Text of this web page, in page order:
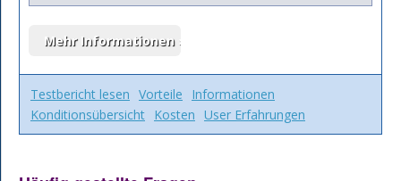
Testbericht lesen Vorteile
Informationen
Konditionsübersicht Kosten User Erfahrungen